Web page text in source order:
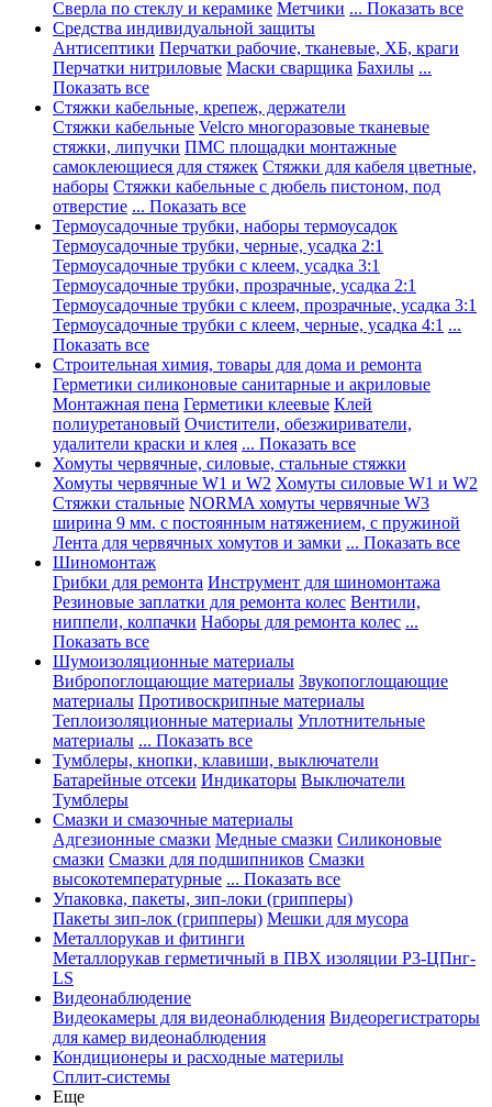
Сверла по стеклу и керамике Метчики ... Показать все
Средства индивидуальной защиты
Антисептики Перчатки рабочие, тканевые, ХБ, краги
Перчатки нитриловые Маски сварщика Бахилы ...
Показать все
Стяжки кабельные, крепеж, держатели
Стяжки кабельные Velcro многоразовые тканевые
стяжки, липучки ПМС площадки монтажные
самоклеющиеся для стяжек Стяжки для кабеля цветные,
наборы Стяжки кабельные с дюбель пистоном, под
отверстие ... Показать все
Термоусадочные трубки, наборы термоусадок
Термоусадочные трубки, черные, усадка 2:1
Термоусадочные трубки с клеем, усадка 3:1
Термоусадочные трубки, прозрачные, усадка 2:1
Термоусадочные трубки с клеем, прозрачные, усадка 3:1
Термоусадочные трубки с клеем, черные, усадка 4:1 ...
Показать все
Строительная химия, товары для дома и ремонта
Герметики силиконовые санитарные и акриловые
Монтажная пена Герметики клеевые Клей
полиуретановый Очистители, обезжириватели,
удалители краски и клея ... Показать все
Хомуты червячные, силовые, стальные стяжки
Хомуты червячные W1 и W2 Хомуты силовые W1 и W2
Стяжки стальные NORMA хомуты червячные W3
ширина 9 мм. с постоянным натяжением, с пружиной
Лента для червячных хомутов и замки ... Показать все
Шиномонтаж
Грибки для ремонта Инструмент для шиномонтажа
Резиновые заплатки для ремонта колес Вентили,
ниппели, колпачки Наборы для ремонта колес ...
Показать все
Шумоизоляционные материалы
Вибропоглощающие материалы Звукопоглощающие
материалы Противоскрипные материалы
Теплоизоляционные материалы Уплотнительные
материалы ... Показать все
Тумблеры, кнопки, клавиши, выключатели
Батарейные отсеки Индикаторы Выключатели
Тумблеры
Смазки и смазочные материалы
Адгезионные смазки Медные смазки Силиконовые
смазки Смазки для подшипников Смазки
высокотемпературные ... Показать все
Упаковка, пакеты, зип-локи (грипперы)
Пакеты зип-лок (грипперы) Мешки для мусора
Металлорукав и фитинги
Металлорукав герметичный в ПВХ изоляции Р3-ЦПнг-
LS
Видеонаблюдение
Видеокамеры для видеонаблюдения Видеорегистраторы
для камер видеонаблюдения
Кондиционеры и расходные материлы
Сплит-системы
Еще